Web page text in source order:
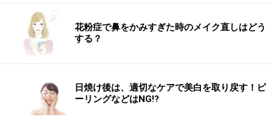
【関連記事】
内ももを引き締めるエクササイズ！下腹にも効果的な簡
単ダイエット
内腿（内もも）のたるみを取るストレッチ2種！簡単に
キレイへ
花粉症で鼻をかみすぎた時のメイク直しはどう
する？
日焼け後は、適切なケアで美白を取り戻す！ピ
ーリングなどはNG!?